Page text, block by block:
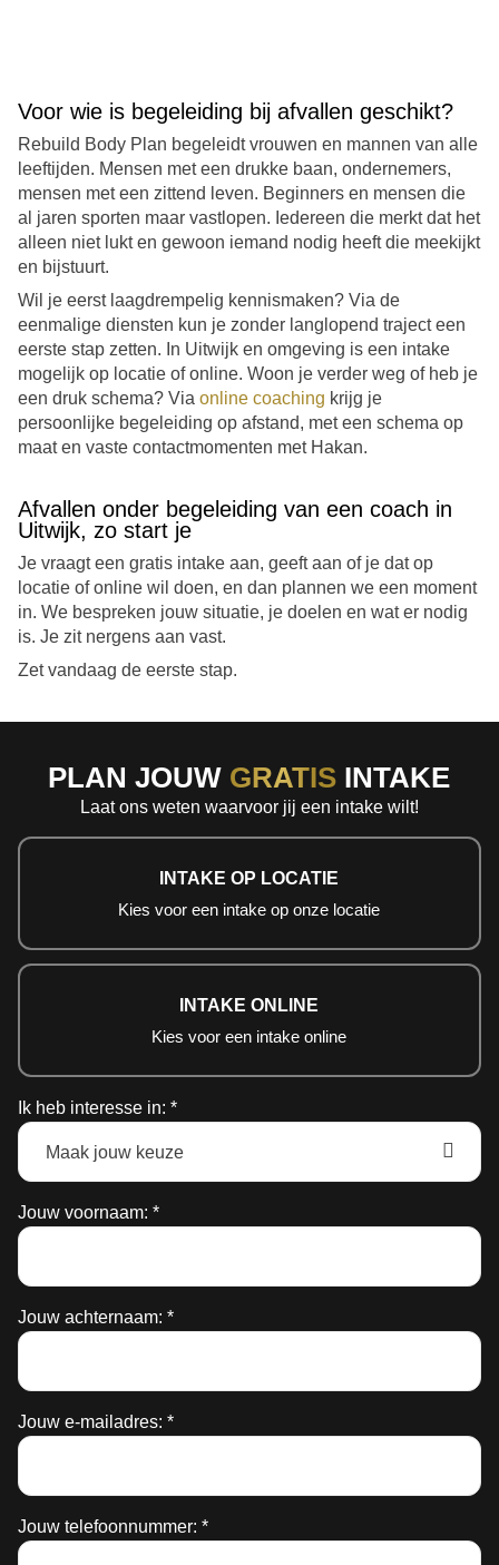
Voor wie is begeleiding bij afvallen geschikt?
Rebuild Body Plan begeleidt vrouwen en mannen van alle
leeftijden. Mensen met een drukke baan, ondernemers,
mensen met een zittend leven. Beginners en mensen die
al jaren sporten maar vastlopen. Iedereen die merkt dat het
alleen niet lukt en gewoon iemand nodig heeft die meekijkt
en bijstuurt.
Wil je eerst laagdrempelig kennismaken? Via de
eenmalige diensten kun je zonder langlopend traject een
eerste stap zetten. In Uitwijk en omgeving is een intake
mogelijk op locatie of online. Woon je verder weg of heb je
een druk schema? Via online coaching krijg je
persoonlijke begeleiding op afstand, met een schema op
maat en vaste contactmomenten met Hakan.
Afvallen onder begeleiding van een coach in
Uitwijk, zo start je
Je vraagt een gratis intake aan, geeft aan of je dat op
locatie of online wil doen, en dan plannen we een moment
in. We bespreken jouw situatie, je doelen en wat er nodig
is. Je zit nergens aan vast.
Zet vandaag de eerste stap.
PLAN JOUW GRATIS INTAKE
Laat ons weten waarvoor jij een intake wilt!
INTAKE OP LOCATIE
Kies voor een intake op onze locatie
INTAKE ONLINE
Kies voor een intake online
Ik heb interesse in: *
Jouw voornaam: *
Jouw achternaam: *
Jouw e-mailadres: *
Jouw telefoonnummer: *